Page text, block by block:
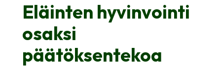
Eläinten hyvinvointi
osaksi
päätöksentekoa